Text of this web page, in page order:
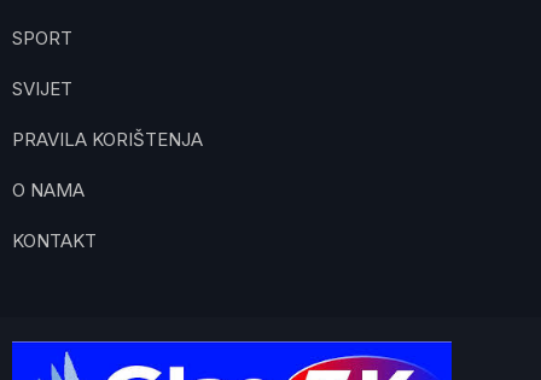
SPORT
SVIJET
PRAVILA KORIŠTENJA
O NAMA
KONTAKT